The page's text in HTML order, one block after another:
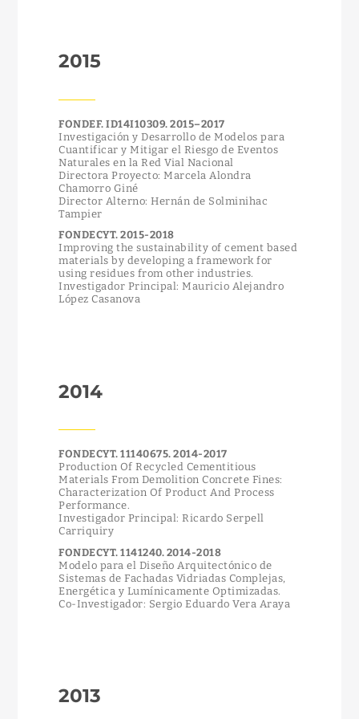
2015
FONDEF. ID14I10309. 2015–2017
Investigación y Desarrollo de Modelos para
Cuantificar y Mitigar el Riesgo de Eventos
Naturales en la Red Vial Nacional
Directora Proyecto: Marcela Alondra
Chamorro Giné
Director Alterno: Hernán de Solminihac
Tampier
FONDECYT. 2015-2018
Improving the sustainability of cement based
materials by developing a framework for
using residues from other industries.
Investigador Principal: Mauricio Alejandro
López Casanova
2014
FONDECYT. 11140675. 2014-2017
Production Of Recycled Cementitious
Materials From Demolition Concrete Fines:
Characterization Of Product And Process
Performance.
Investigador Principal: Ricardo Serpell
Carriquiry
FONDECYT. 1141240. 2014-2018
Modelo para el Diseño Arquitectónico de
Sistemas de Fachadas Vidriadas Complejas,
Energética y Lumínicamente Optimizadas.
Co-Investigador: Sergio Eduardo Vera Araya
2013